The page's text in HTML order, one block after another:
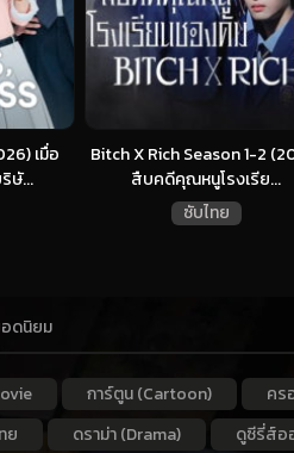
เมื่อ
ษั...
Bitch X Rich Season 1-2
สืบคดีคุณหนูโรงเรีย...
ซับไทย
ดนิยม
การ์ตูน (Cartoon) คร
ย
ดราม่า (Drama) ดูซีรี่ส์อ